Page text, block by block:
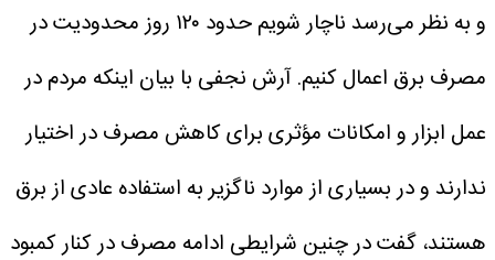
و به نظر می‌رسد ناچار شویم حدود ۱۲۰ روز محدودیت در
مصرف برق اعمال کنیم.آرش نجفی با بیان اینکه مردم در
عمل ابزار و امکانات مؤثری برای کاهش مصرف در اختیار
ندارند و در بسیاری از موارد ناگزیر به استفاده عادی از برق
هستند، گفت در چنین شرایطی ادامه مصرف در کنار کمبود